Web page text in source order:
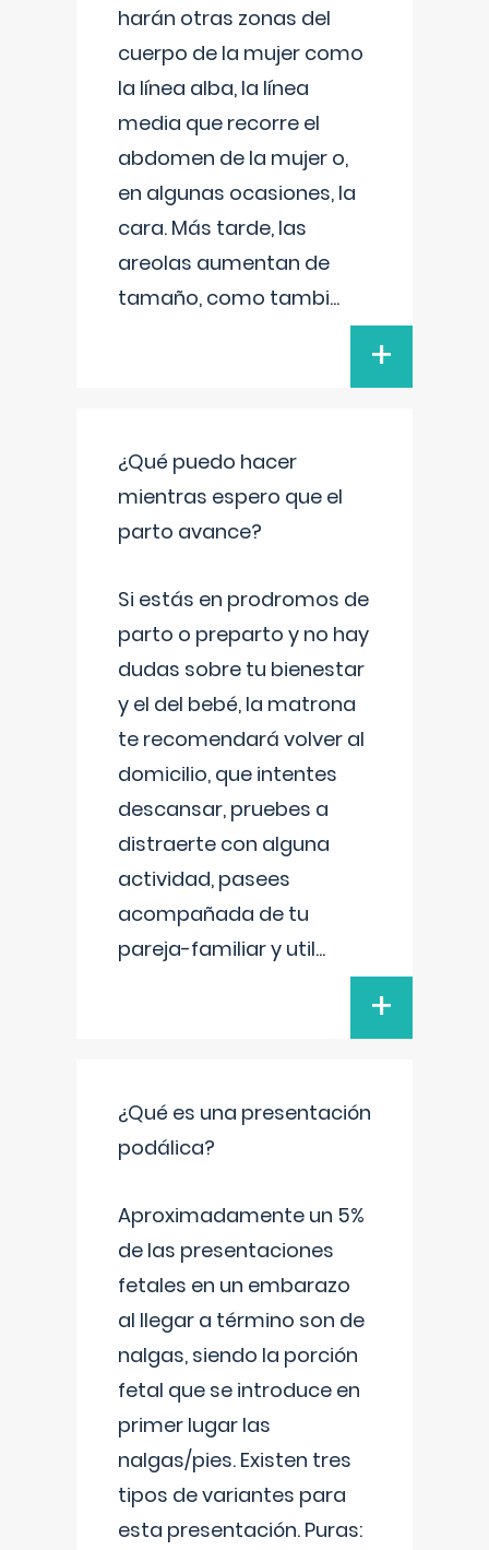
harán otras zonas del
cuerpo de la mujer como
la línea alba, la línea
media que recorre el
abdomen de la mujer o,
en algunas ocasiones, la
cara. Más tarde, las
areolas aumentan de
tamaño, como tambi...
+
¿Qué puedo hacer
mientras espero que el
parto avance?
Si estás en prodromos de
parto o preparto y no hay
dudas sobre tu bienestar
y el del bebé, la matrona
te recomendará volver al
domicilio, que intentes
descansar, pruebes a
distraerte con alguna
actividad, pasees
acompañada de tu
pareja-familiar y util...
+
¿Qué es una presentación
podálica?
Aproximadamente un 5%
de las presentaciones
fetales en un embarazo
al llegar a término son de
nalgas, siendo la porción
fetal que se introduce en
primer lugar las
nalgas/pies. Existen tres
tipos de variantes para
esta presentación. Puras: